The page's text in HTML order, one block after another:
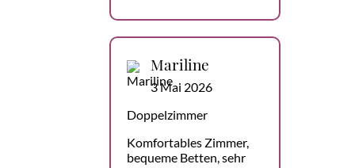
Mariline
3 Mai 2026
Doppelzimmer
Komfortables Zimmer,
bequeme Betten, sehr